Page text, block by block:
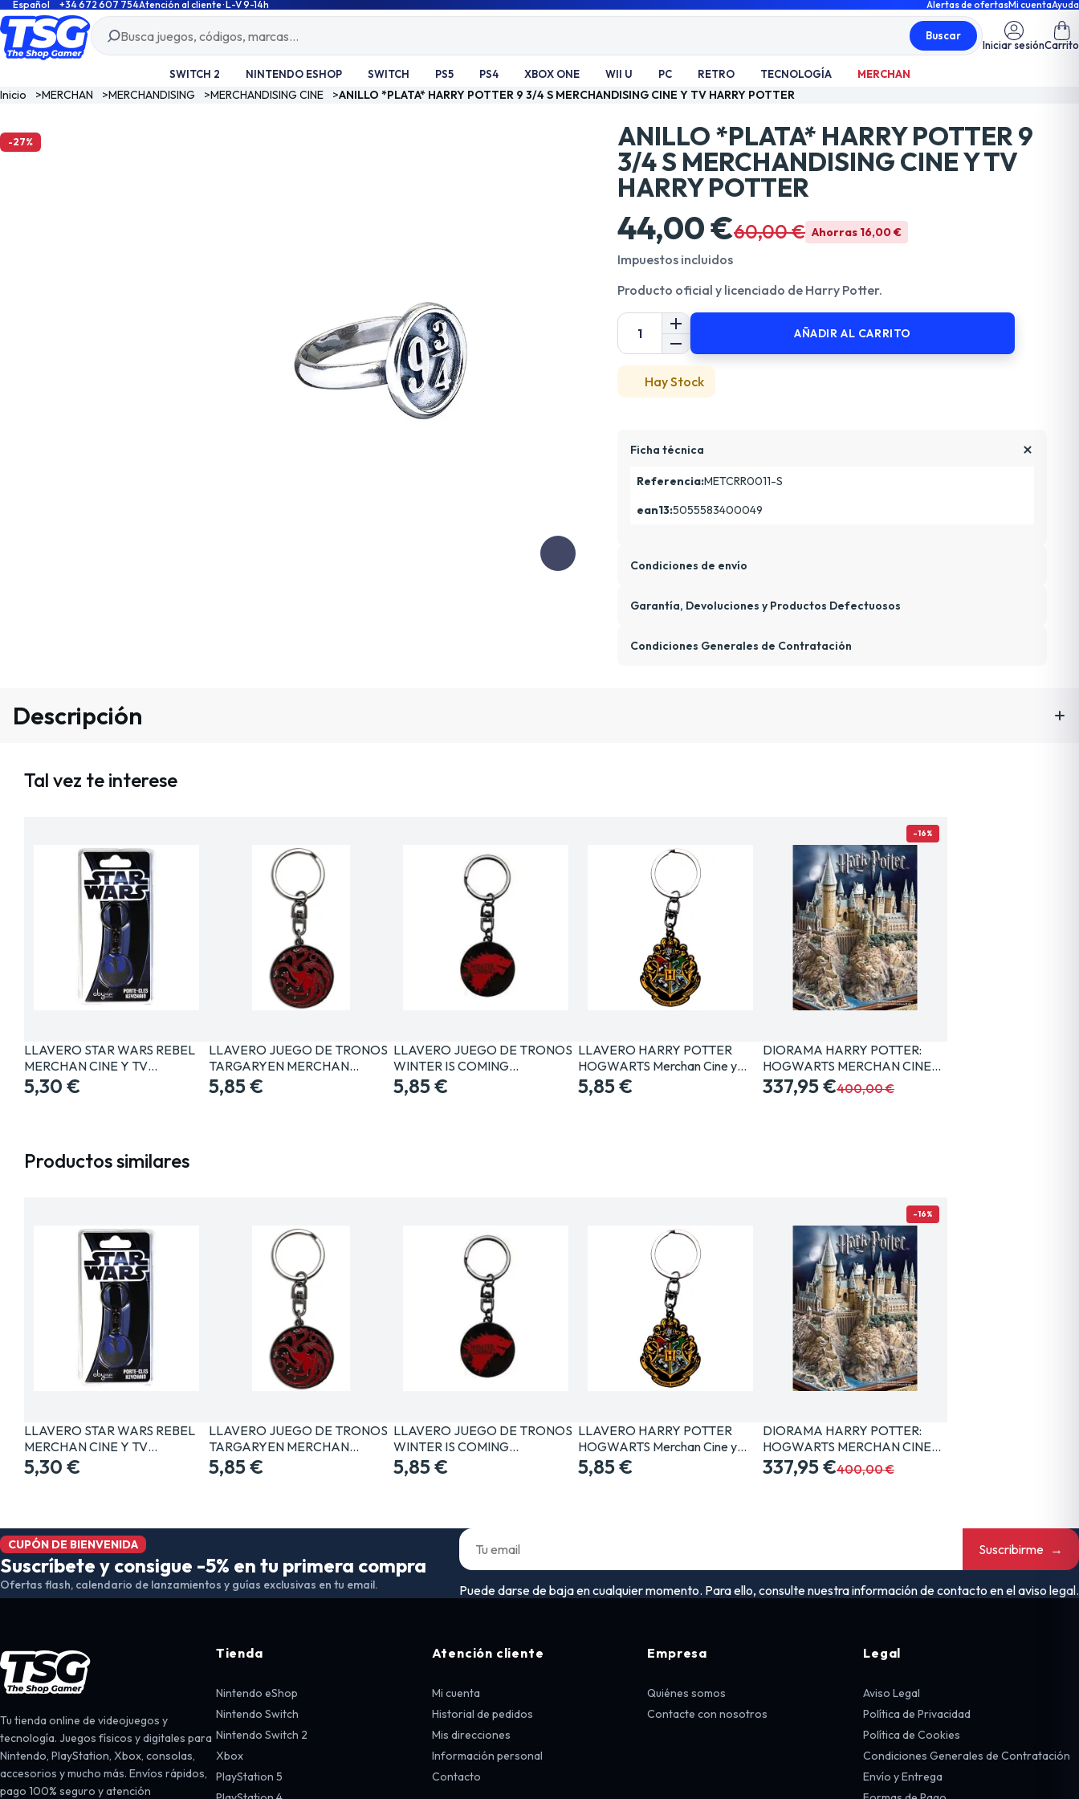
Español +34 672 607 754Atención al cliente · L-V 9-14h Alertas de ofertasMi cuentaAyuda
Buscar
Iniciar sesiónCarrito
SWITCH 2 NINTENDO ESHOP SWITCH PS5 PS4 XBOX ONE WII U PC RETRO TECNOLOGÍA MERCHAN
Inicio >MERCHAN >MERCHANDISING >MERCHANDISING CINE >ANILLO *PLATA* HARRY POTTER 9 3/4 S MERCHANDISING CINE Y TV HARRY POTTER
-27%
ANILLO *PLATA* HARRY POTTER 9
3/4 S MERCHANDISING CINE Y TV
HARRY POTTER
44,00 €60,00 € Ahorras 16,00 €
Impuestos incluidos
Producto oficial y licenciado de Harry Potter.
AÑADIR AL CARRITO
Hay Stock
Ficha técnica
Referencia:METCRR0011-S
ean13:5055583400049
Condiciones de envío
Garantía, Devoluciones y Productos Defectuosos
Condiciones Generales de Contratación
Descripción
Tal vez te interese
LLAVERO STAR WARS REBEL
MERCHAN CINE Y TV…
5,30 €
LLAVERO JUEGO DE TRONOS
TARGARYEN MERCHAN…
5,85 €
LLAVERO JUEGO DE TRONOS
WINTER IS COMING…
5,85 €
LLAVERO HARRY POTTER
HOGWARTS Merchan Cine y…
5,85 €
-16%
DIORAMA HARRY POTTER:
HOGWARTS MERCHAN CINE…
337,95 €400,00 €
Productos similares
LLAVERO STAR WARS REBEL
MERCHAN CINE Y TV…
5,30 €
LLAVERO JUEGO DE TRONOS
TARGARYEN MERCHAN…
5,85 €
LLAVERO JUEGO DE TRONOS
WINTER IS COMING…
5,85 €
LLAVERO HARRY POTTER
HOGWARTS Merchan Cine y…
5,85 €
-16%
DIORAMA HARRY POTTER:
HOGWARTS MERCHAN CINE…
337,95 €400,00 €
CUPÓN DE BIENVENIDA
Suscríbete y consigue -5% en tu primera compra
Ofertas flash, calendario de lanzamientos y guías exclusivas en tu email.
Suscribirme →
Puede darse de baja en cualquier momento. Para ello, consulte nuestra información de contacto en el aviso legal.
Tu tienda online de videojuegos y
tecnología. Juegos físicos y digitales para
Nintendo, PlayStation, Xbox, consolas,
accesorios y mucho más. Envíos rápidos,
pago 100% seguro y atención
Tienda
Nintendo eShop
Nintendo Switch
Nintendo Switch 2
Xbox
PlayStation 5
Atención cliente
Mi cuenta
Historial de pedidos
Mis direcciones
Información personal
Contacto
Empresa
Quiénes somos
Contacte con nosotros
Legal
Aviso Legal
Política de Privacidad
Política de Cookies
Condiciones Generales de Contratación
Envío y Entrega